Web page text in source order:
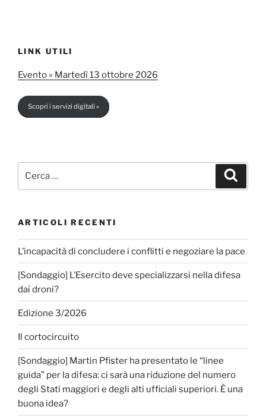
:LINK UTILI
Evento » Martedì 13 ottobre 2026
Scopri i servizi digitali »
ARTICOLI RECENTI
L’incapacità di concludere i conflitti e negoziare la pace
[Sondaggio] L’Esercito deve specializzarsi nella difesa
dai droni?
Edizione 3/2026
Il cortocircuito
[Sondaggio] Martin Pfister ha presentato le “linee
guida” per la difesa: ci sarà una riduzione del numero
degli Stati maggiori e degli alti ufficiali superiori. È una
buona idea?